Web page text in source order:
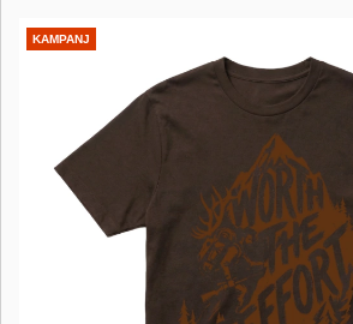
KAMPANJ
Produktbilder